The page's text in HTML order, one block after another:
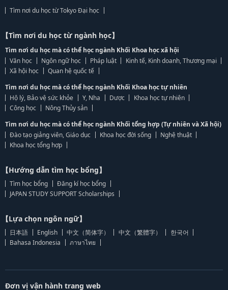
Tìm nơi du học từ Tokyo Đại học
【Tìm nơi du học từ ngành học】
Tìm nơi du học mà có thể học ngành Khối Khoa học xã hội
Văn học
Ngôn ngữ học Pháp luật
Kinh tế, Kinh doanh, Thương mại
Xã hội học
Quan hệ quốc tế
Tìm nơi du học mà có thể học ngành Khối Khoa học tự nhiên
Hộ lý, Bảo vệ sức khỏe
Y, Nha Dược
Khoa học tự nhiên
Công học
Nông Thủy sản
Tìm nơi du học mà có thể học ngành Khối tổng hợp (Tự nhiên và Xã hội)
Đào tạo giảng viên, Giáo dục
Khoa học đời sống
Nghệ thuật
Khoa học tổng hợp
【Hướng dẫn tìm học bổng】
Tìm học bổng
Đăng kí học bổng
JAPAN STUDY SUPPORT Scholarships
【Lựa chọn ngôn ngữ】
日本語 English 中文（简体字） 中文（繁體字）
한국어
Bahasa Indonesia
ภาษาไทย
Đơn vị vận hành trang web